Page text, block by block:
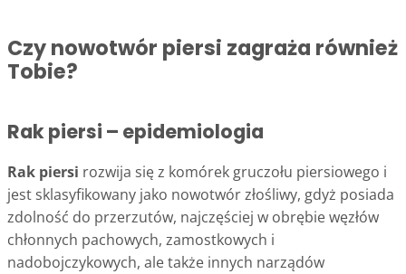
Czy nowotwór piersi zagraża również
Tobie?
Rak piersi – epidemiologia
Rak piersi rozwija się z komórek gruczołu piersiowego i
jest sklasyfikowany jako nowotwór złośliwy, gdyż posiada
zdolność do przerzutów, najczęściej w obrębie węzłów
chłonnych pachowych, zamostkowych i
nadobojczykowych, ale także innych narządów